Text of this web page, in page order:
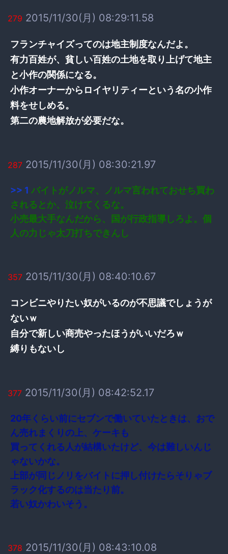
279 2015/11/30(月) 08:29:11.58
フランチャイズってのは地主制度なんだよ。
有力百姓が、貧しい百姓の土地を取り上げて地主
と小作の関係になる。
小作オーナーからロイヤリティーという名の小作
料をせしめる。
第二の農地解放が必要だな。
287 2015/11/30(月) 08:30:21.97
>> 1 バイトがノルマ、ノルマ言われておせち買わ
されるとか、泣けてくるな。
小売最大手なんだから、国が行政指導しろよ。個
人の力じゃ太刀打ちできんし
357 2015/11/30(月) 08:40:10.67
コンビニやりたい奴がいるのが不思議でしょうが
ないｗ
自分で新しい商売やったほうがいいだろｗ
縛りもないし
377 2015/11/30(月) 08:42:52.17
20年くらい前にセブンで働いていたときは、おで
ん売れまくりの上、ケーキも
買ってくれる人が結構いたけど、今は難しいんじ
ゃないかな。
上部が同じノリをバイトに押し付けたらそりゃブ
ラック化するのは当たり前。
若い奴かわいそう。
378 2015/11/30(月) 08:43:10.08